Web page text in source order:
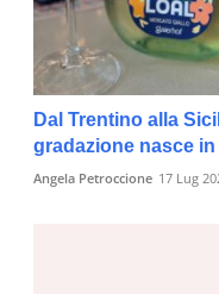
Dal Trentino alla
gradazione nasce
Angela Petroccione 17 Lug